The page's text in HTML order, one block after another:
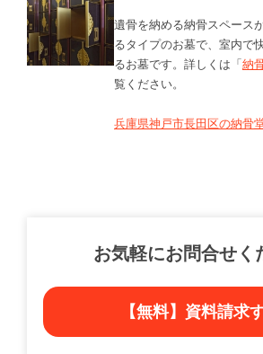
遺骨を納める納骨スペース
るタイプのお墓で、室内で
るお墓です。詳しくは「納
覧ください。
兵庫県神戸市長田区の納骨
お気軽にお問合せく
【無料】資料請求